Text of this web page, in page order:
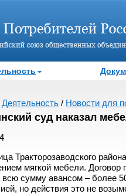
Деятельность / Новости для
суд наказал
Тракторозаводского
мягкой мебели.
всю сумму авансом – более
но действия это не